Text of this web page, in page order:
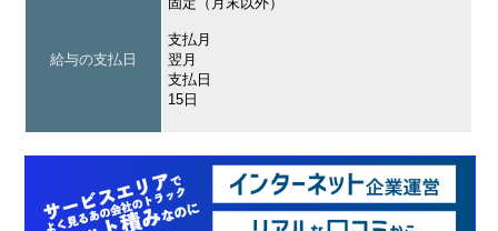
給与の支払日
支払月
翌月
支払日
15日